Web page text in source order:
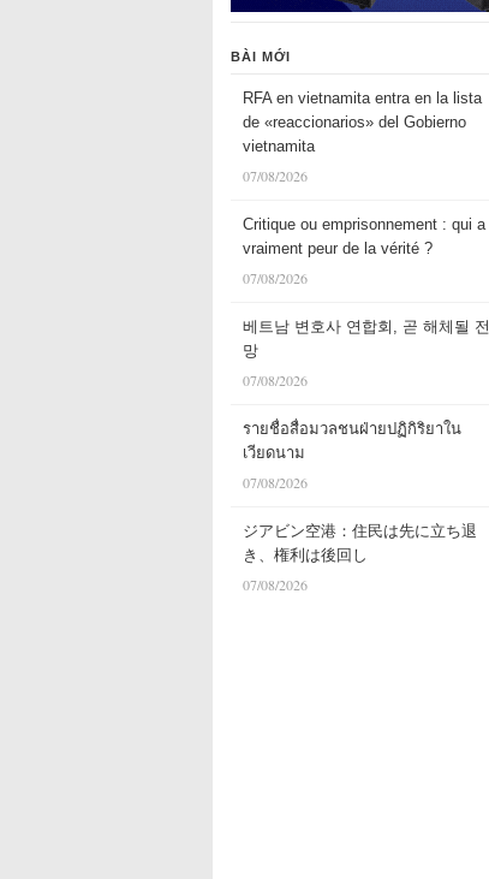
BÀI MỚI
RFA en vietnamita entra en la lista
de «reaccionarios» del Gobierno
vietnamita
07/08/2026
Critique ou emprisonnement : qui a
vraiment peur de la vérité ?
07/08/2026
베트남 변호사 연합회, 곧 해체될 전
망
07/08/2026
รายชื่อสื่อมวลชนฝ่ายปฏิกิริยาใน
เวียดนาม
07/08/2026
ジアビン空港：住民は先に立ち退
き、権利は後回し
07/08/2026